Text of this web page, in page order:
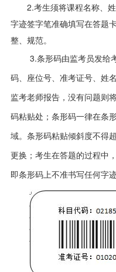
2.考生须将课程名称、
字迹签字笔准确填写在答题
整、规范。
3.条形码由监考员发给
码、座位号、准考证号、姓
监考老师报告，没有问题则
码粘贴处；条形码一律在条
域。条形码粘贴倾斜度不得
更换；考生在答题的过程中
即条形码上不准书写任何字